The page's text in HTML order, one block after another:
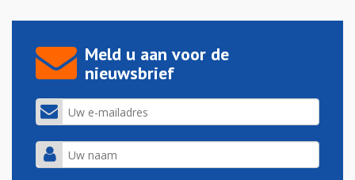
Meld u aan voor de
nieuwsbrief